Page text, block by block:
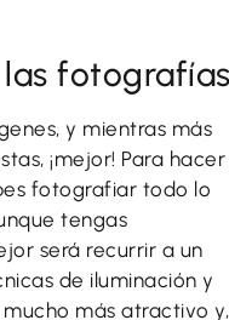
y mientras más
¡mejor! Para hacer
fotografiar todo lo
tengas
será recurrir a un
de iluminación y
más atractivo y,